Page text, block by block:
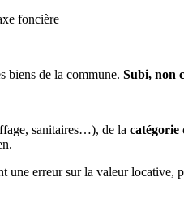
foncière
biens de la commune. Subi, non
sanitaires…), de la catégorie
une erreur sur la valeur locative,